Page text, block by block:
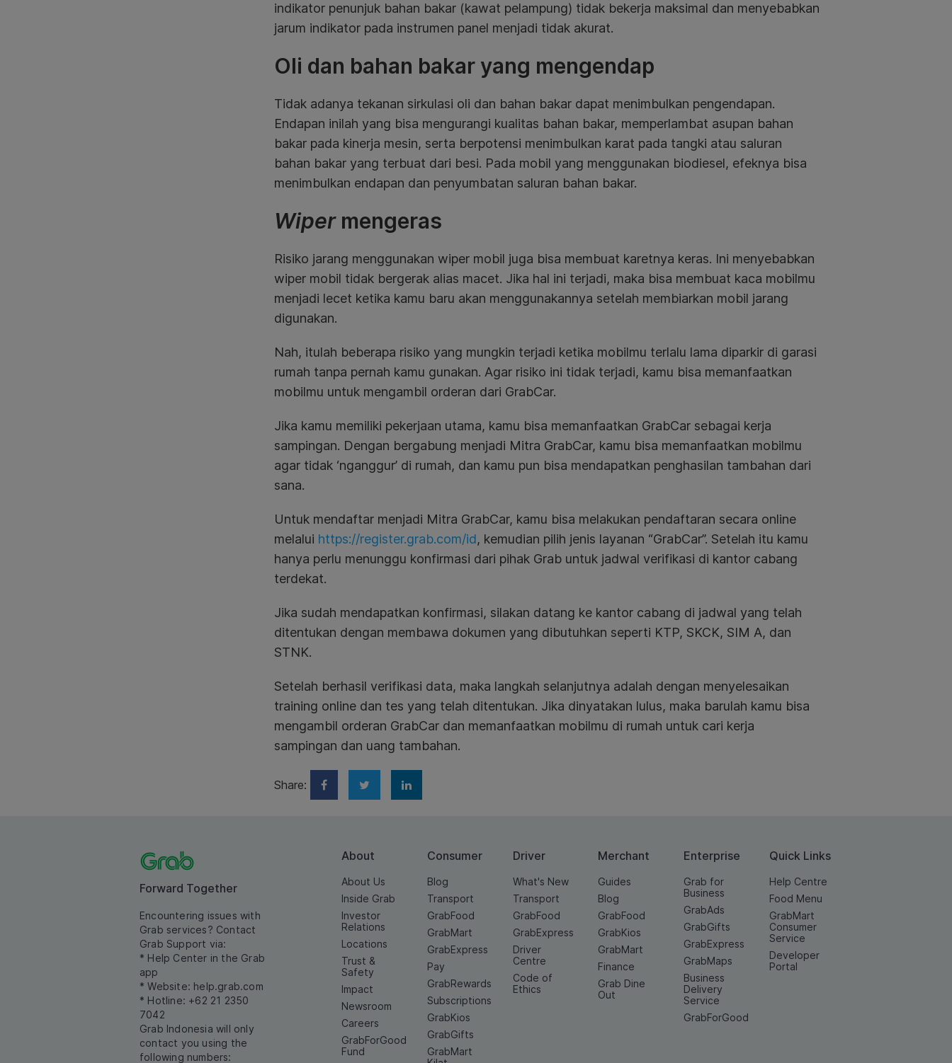
indikator penunjuk bahan bakar (kawat pelampung) tidak bekerja maksimal dan menyebabkan
jarum indikator pada instrumen panel menjadi tidak akurat.
Oli dan bahan bakar yang mengendap
Tidak adanya tekanan sirkulasi oli dan bahan bakar dapat menimbulkan pengendapan.
Endapan inilah yang bisa mengurangi kualitas bahan bakar, memperlambat asupan bahan
bakar pada kinerja mesin, serta berpotensi menimbulkan karat pada tangki atau saluran
bahan bakar yang terbuat dari besi. Pada mobil yang menggunakan biodiesel, efeknya bisa
menimbulkan endapan dan penyumbatan saluran bahan bakar.
Wipermengeras
Risiko jarang menggunakan wiper mobil juga bisa membuat karetnya keras. Ini menyebabkan
wiper mobil tidak bergerak alias macet. Jika hal ini terjadi, maka bisa membuat kaca mobilmu
menjadi lecet ketika kamu baru akan menggunakannya setelah membiarkan mobil jarang
digunakan.
Nah, itulah beberapa risiko yang mungkin terjadi ketika mobilmu terlalu lama diparkir di garasi
rumah tanpa pernah kamu gunakan. Agar risiko ini tidak terjadi, kamu bisa memanfaatkan
mobilmu untuk mengambil orderan dari GrabCar.
Jika kamu memiliki pekerjaan utama, kamu bisa memanfaatkan GrabCar sebagai kerja
sampingan. Dengan bergabung menjadi Mitra GrabCar, kamu bisa memanfaatkan mobilmu
agar tidak ‘nganggur’ di rumah, dan kamu pun bisa mendapatkan penghasilan tambahan dari
sana.
Untuk mendaftar menjadi Mitra GrabCar, kamu bisa melakukan pendaftaran secara online
melalui https://register.grab.com/id, kemudian pilih jenis layanan “GrabCar”. Setelah itu kamu
hanya perlu menunggu konfirmasi dari pihak Grab untuk jadwal verifikasi di kantor cabang
terdekat.
Jika sudah mendapatkan konfirmasi, silakan datang ke kantor cabang di jadwal yang telah
ditentukan dengan membawa dokumen yang dibutuhkan seperti KTP, SKCK, SIM A, dan
STNK.
Setelah berhasil verifikasi data, maka langkah selanjutnya adalah dengan menyelesaikan
training online dan tes yang telah ditentukan. Jika dinyatakan lulus, maka barulah kamu bisa
mengambil orderan GrabCar dan memanfaatkan mobilmu di rumah untuk cari kerja
sampingan dan uang tambahan.
Share:
Forward Together
Encountering issues with
Grab services? Contact
Grab Support via:
* Help Center in the Grab
app
* Website: help.grab.com
* Hotline: +62 21 2350
7042
Grab Indonesia will only
contact you using the
following numbers:
About
About Us
Inside Grab
Investor
Relations
Locations
Trust &
Safety
Impact
Newsroom
Careers
GrabForGood
Fund
Consumer
Blog
Transport
GrabFood
GrabMart
GrabExpress
Pay
GrabRewards
Subscriptions
GrabKios
GrabGifts
GrabMart
Driver
What's New
Transport
GrabFood
GrabExpress
Driver
Centre
Code of
Ethics
Merchant
Guides
Blog
GrabFood
GrabKios
GrabMart
Finance
Grab Dine
Out
Enterprise
Grab for
Business
GrabAds
GrabGifts
GrabExpress
GrabMaps
Business
Delivery
Service
GrabForGood
Quick Links
Help Centre
Food Menu
GrabMart
Consumer
Service
Developer
Portal